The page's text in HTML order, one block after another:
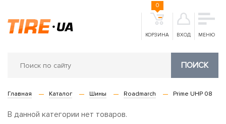
КОРЗИНА
0
ВХОД МЕНЮ
ПОИСК
Главная Каталог Шины Roadmarch Prime UHP 08
В данной категории нет товаров.